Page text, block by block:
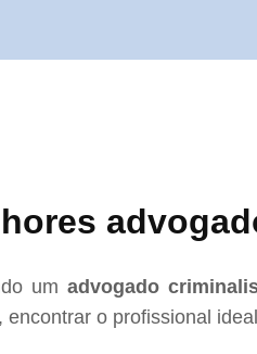
umadvogado
encontrar o profissional